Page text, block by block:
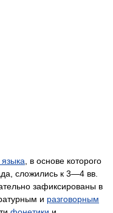
языка , в основе которого
сложились к 3—4 вв.
зафиксированы в
и разговорным